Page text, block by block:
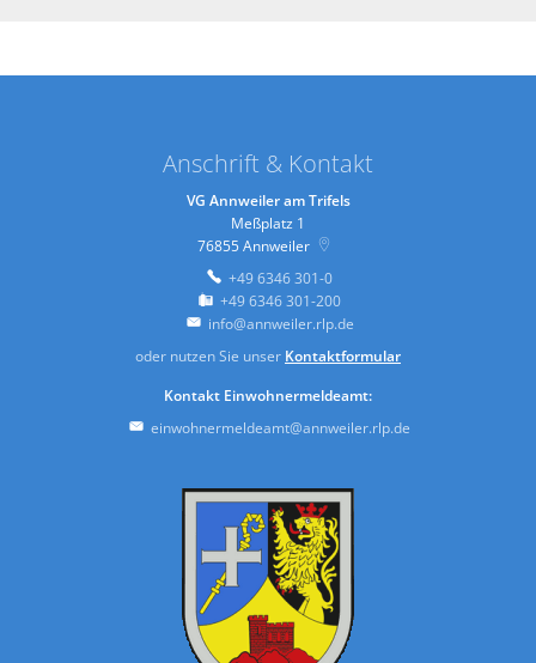
Anschrift & Kontakt
VG Annweiler am Trifels
Meßplatz 1
76855Annweiler
+49 6346 301-0
+49 6346 301-200
info@annweiler.rlp.de
oder nutzen Sie unser Kontaktformular
Kontakt Einwohnermeldeamt:
einwohnermeldeamt@annweiler.rlp.de